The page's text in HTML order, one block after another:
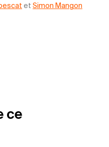
et Simon Mangon
ce